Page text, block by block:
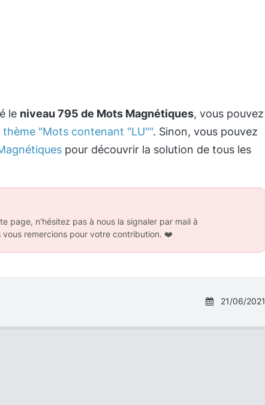
le niveau 795 de Mots Magnétiques, vous pouvez
thème "Mots contenant "LU"". Sinon, vous pouvez
pour découvrir la solution de tous les
page, n'hésitez pas à nous la signaler par mail à
vous remercions pour votre contribution. ❤️
21/06/2021